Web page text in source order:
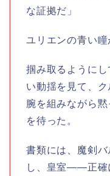
な証拠だ」
ユリエンの青い瞳
掴み取るように
い動揺を見て、ク
腕を組みながら
を待った。
書類には、魔剣
し、皇室――正確